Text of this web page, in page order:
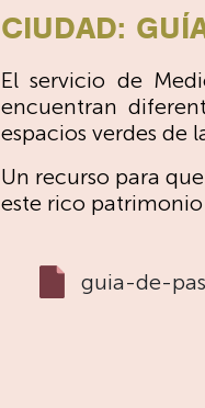
CIUDAD:
El servicio de
encuentran
espacios verdes de
Un recurso para que
este rico
guia-de-